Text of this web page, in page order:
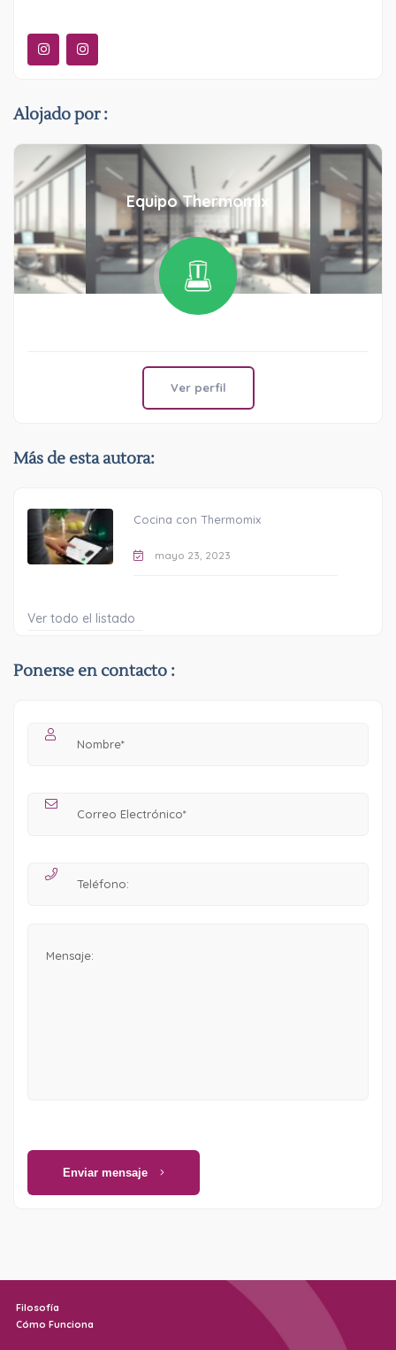
Alojado por :
Equipo Thermomix
Ver perfil
Más de esta autora:
Cocina con Thermomix
mayo 23, 2023
Ver todo el listado
Ponerse en contacto :
Enviar mensaje
Filosofía
Cómo Funciona